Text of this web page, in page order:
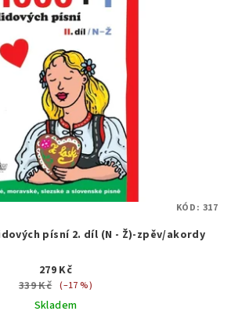
písní 2. díl (N - Ž)-zpěv/akordy
279 Kč
339 Kč (–17 %)
Skladem
KÓD: 317